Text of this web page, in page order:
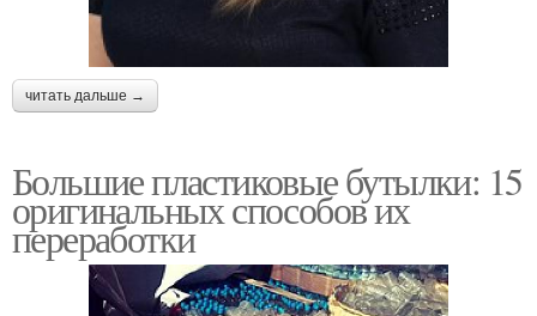
читать дальше →
Большие пластиковые бутылки: 15
оригинальных способов их
переработки